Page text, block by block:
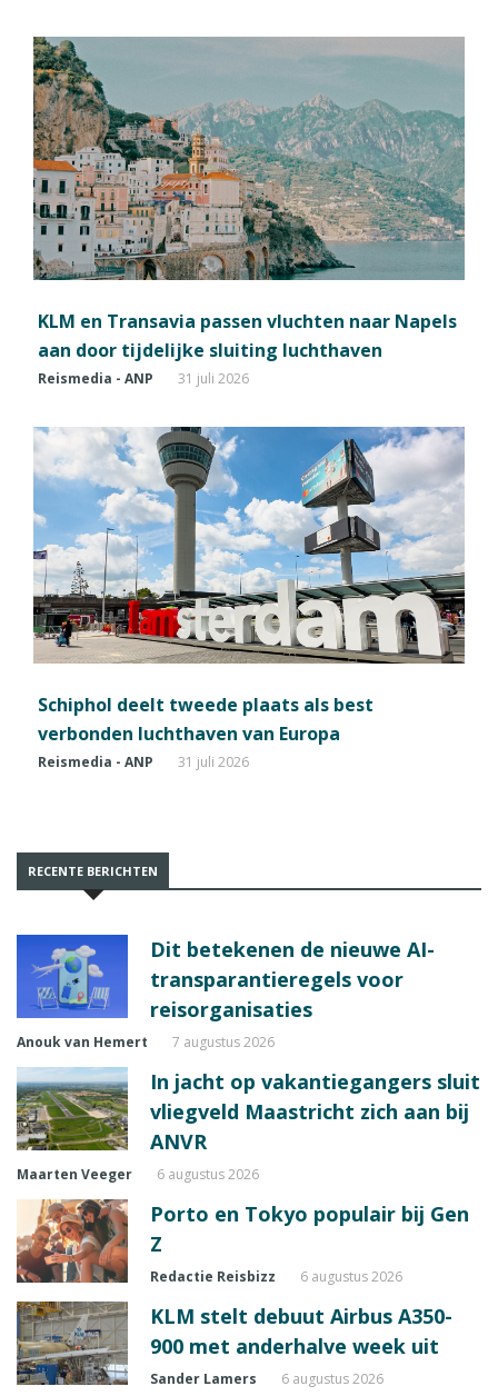
KLM en Transavia passen vluchten naar Napels
aan door tijdelijke sluiting luchthaven
Reismedia - ANP 31 juli 2026
Schiphol deelt tweede plaats als best
verbonden luchthaven van Europa
Reismedia - ANP 31 juli 2026
RECENTE BERICHTEN
Dit betekenen de nieuwe AI-
transparantieregels voor
reisorganisaties
Anouk van Hemert 7 augustus 2026
In jacht op vakantiegangers sluit
vliegveld Maastricht zich aan bij
ANVR
Maarten Veeger 6 augustus 2026
Porto en Tokyo populair bij Gen
Z
Redactie Reisbizz 6 augustus 2026
KLM stelt debuut Airbus A350-
900 met anderhalve week uit
Sander Lamers 6 augustus 2026